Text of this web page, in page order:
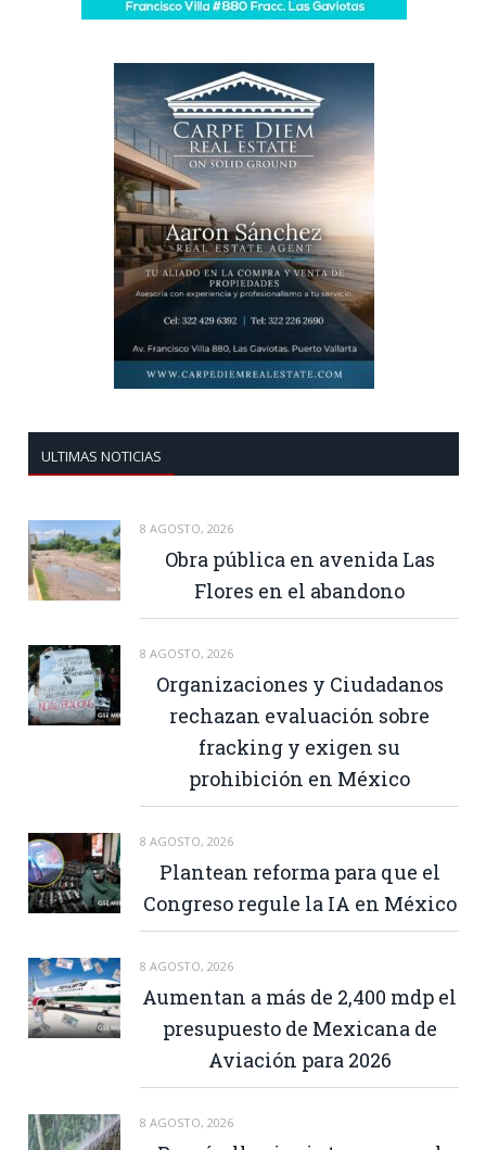
ULTIMAS NOTICIAS
8 AGOSTO, 2026
Obra pública en avenida Las
Flores en el abandono
8 AGOSTO, 2026
Organizaciones y Ciudadanos
rechazan evaluación sobre
fracking y exigen su
prohibición en México
8 AGOSTO, 2026
Plantean reforma para que el
Congreso regule la IA en México
8 AGOSTO, 2026
Aumentan a más de 2,400 mdp el
presupuesto de Mexicana de
Aviación para 2026
8 AGOSTO, 2026